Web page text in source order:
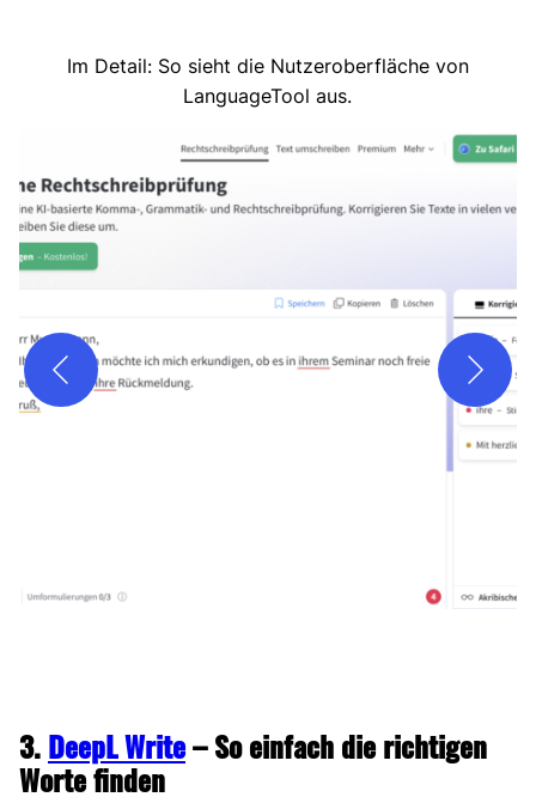
Im Detail: So sieht die Nutzeroberfläche von
LanguageTool aus.
3.DeepL Write– So einfach die richtigen
Worte finden